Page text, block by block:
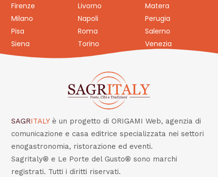
Firenze
Livorno
Matera
Milano
Napoli
Perugia
Pisa
Roma
Salerno
Siena
Torino Venezia
SAGRITALY è un progetto di ORIGAMI Web, agenzia di
comunicazione e casa editrice specializzata nei settori
enogastronomia, ristorazione ed eventi.
Sagritaly® e Le Porte del Gusto® sono marchi
registrati. Tutti i diritti riservati.